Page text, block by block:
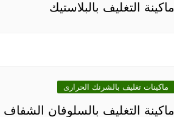
ماكينة التغليف بالبلاستيك
ماكينات تغليف بالشرنك الحرارى
ماكينة التغليف بالسلوفان الشفاف